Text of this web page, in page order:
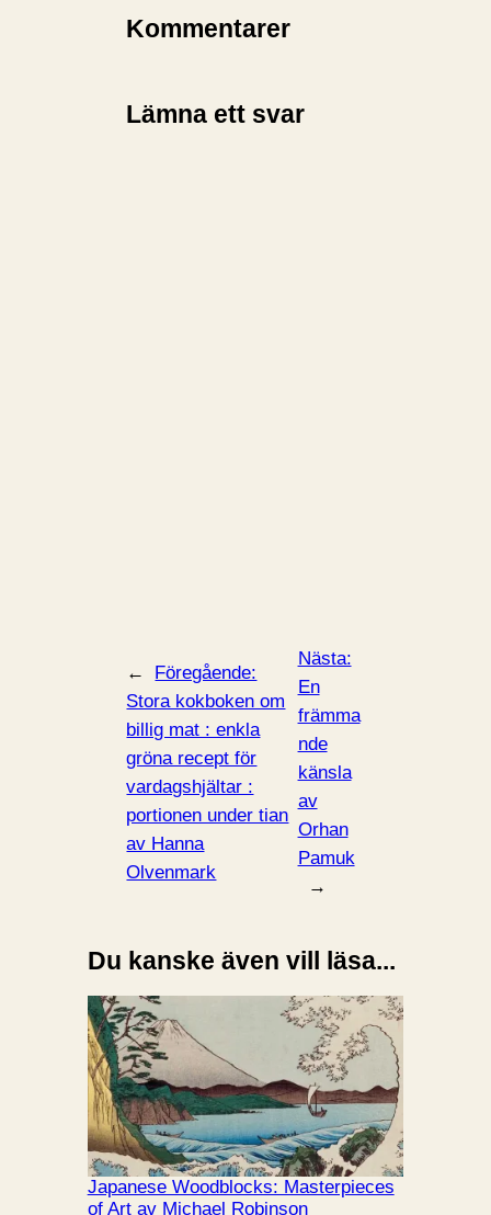
Kommentarer
Lämna ett svar
←
Föregående:
Stora kokboken om
billig mat : enkla
gröna recept för
vardagshjältar :
portionen under tian
av Hanna
Olvenmark
Nästa:
En
främma
nde
känsla
av
Orhan
Pamuk
→
Du kanske även vill läsa...
Japanese Woodblocks: Masterpieces
of Art av Michael Robinson